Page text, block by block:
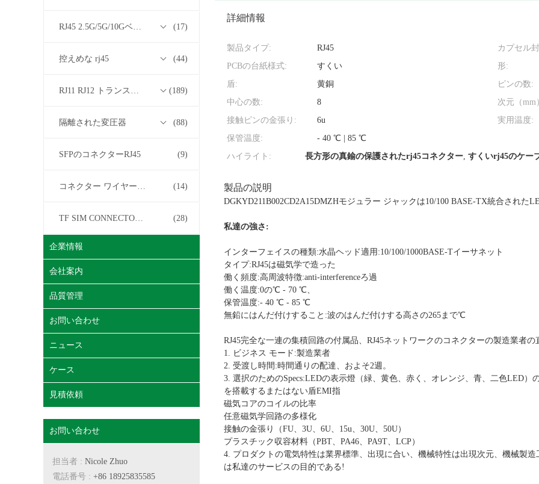
RJ45 2.5G/5G/10GベースTトランスフォーマーシリーズ (17)
控えめな rj45 (44)
RJ11 RJ12 トランスフォーマーシリーズなしの RJ45 (189)
隔離された変圧器 (88)
SFPのコネクターRJ45 (9)
コネクター ワイヤー馬具 (14)
TF SIM CONNECTOR について (28)
企業情報
会社案内
品質管理
お問い合わせ
ニュース
ケース
見積依頼
お問い合わせ
担当者 : Nicole Zhuo
電話番号 : +86 18925835585
詳細情報
製品タイプ: RJ45 カプセル
PCBの台紙様式:
すくい 形:
盾:
黄銅 ピンの数:
中心の数:
8 次元（mm
接触ピンの金張り:
6u 実用温度:
保管温度:
- 40 ℃ | 85 ℃
ハイライト:
長方形の真鍮の保護されたrj45コネクター, すくいrj45のケー
製品の説明
DGKYD211B002CD2A15DMZHモジュラー ジャックは10/100 BASE-TX統合された
私達の強さ:
インターフェイスの種類:水晶ヘッド適用:10/100/1000BASE-Tイーサネット
タイプ:RJ45は磁気学で造った
働く頻度:高周波特徴:anti-interferenceろ過
働く温度:0の℃ - 70 ℃、
保管温度:- 40 ℃ - 85 ℃
無鉛にはんだ付けすること:波のはんだ付けする高さの265まで℃
RJ45完全な一連の集積回路の付属品、RJ45ネットワークのコネクターの製造業者の
1. ビジネス モード:製造業者
2. 受渡し時間:時間通りの配達、およそ2週。
3. 選択のためのSpecs:LEDの表示燈（緑、黄色、赤く、オレンジ、青、二色LED）
を搭載するまたはない盾EMI指
磁気コアのコイルの比率
任意磁気学回路の多様化
接触の金張り（FU、3U、6U、15u、30U、50U）
プラスチック収容材料（PBT、PA46、PA9T、LCP）
4. プロダクトの電気特性は業界標準、出現に合い、機械特性は出現次元、機械製
は私達のサービスの目的である!